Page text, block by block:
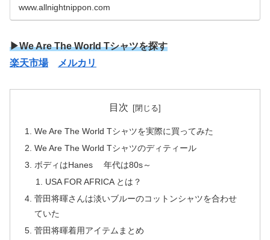
施中！ みんなで一緒に番組を作っ...
www.allnightnippon.com
▶We Are The World Tシャツを探す
楽天市場
メルカリ
目次
We Are The World Tシャツを実際に買ってみた
We Are The World Tシャツのディティール
ボディはHanes 年代は80s～
USA FOR AFRICA とは？
菅田将暉さんは淡いブルーのコットンシャツを合わせ
ていた
菅田将暉着用アイテムまとめ